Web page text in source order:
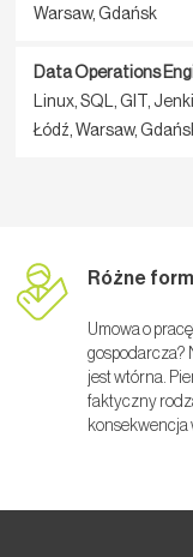
Warsaw, Gdańsk
Data Operations
Linux, SQL, GIT,
Łódź, Warsaw,
Różne
Umowa o
gospodarcza?
jest wtórna.
faktyczny
konsekwencja